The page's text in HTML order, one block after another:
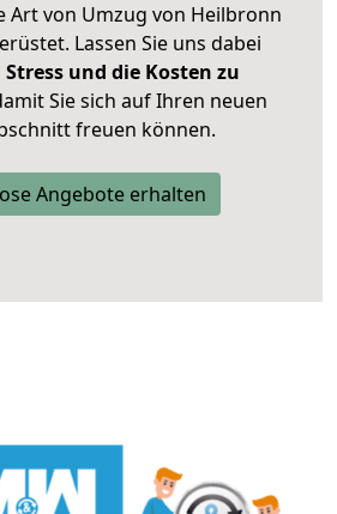
Art von Umzug von Heilbronn
Lassen Sie uns dabei
Stress und die Kosten zu
Sie sich auf Ihren neuen
freuen können.
Angebote erhalten